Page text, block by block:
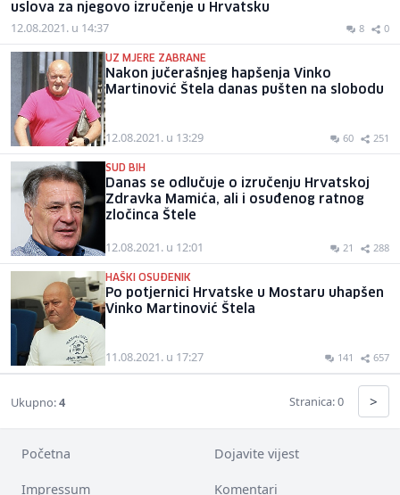
uslova za njegovo izručenje u Hrvatsku
12.08.2021. u 14:37 8 0
UZ MJERE ZABRANE
Nakon jučerašnjeg hapšenja Vinko
Martinović Štela danas pušten na slobodu
12.08.2021. u 13:29 60 251
SUD BIH
Danas se odlučuje o izručenju Hrvatskoj
Zdravka Mamića, ali i osuđenog ratnog
zločinca Štele
12.08.2021. u 12:01 21 288
HAŠKI OSUĐENIK
Po potjernici Hrvatske u Mostaru uhapšen
Vinko Martinović Štela
11.08.2021. u 17:27 141 657
Ukupno:4 Stranica: 0 >
Početna Dojavite vijest
Impressum Komentari